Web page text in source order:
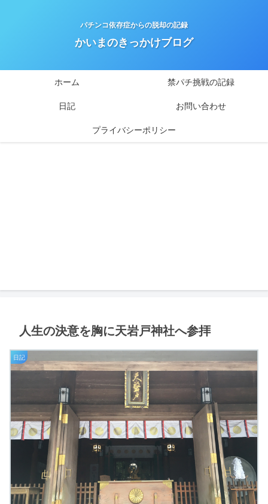
パチンコ依存症からの脱却の記録
かいまのきっかけブログ
ホーム 禁パチ挑戦の記録
日記 お問い合わせ
プライバシーポリシー
人生の決意を胸に天岩戸神社へ参拝
日記